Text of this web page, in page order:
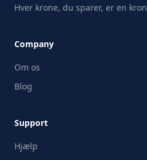
Hver krone, du sparer, er en
Company
Om os
Blog
Support
Hjælp